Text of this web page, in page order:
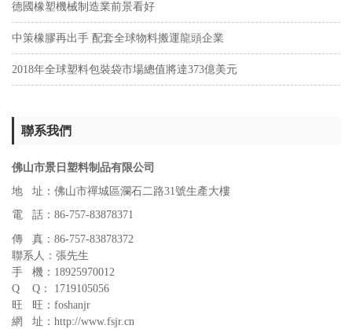
德國橡塑機械制造業前景看好
中策橡膠再出手 配套全球物料搬運龍頭企業
2018年全球塑料包裝袋市場總值將達373億美元
聯系我們
佛山市景日塑料制品有限公司
地 址：佛山市禪城區瀾石二路31號生產大樓
電 話：86-757-83878371
傳 真：86-757-83878372
聯系人：張先生
手 機：18925970012
Q Q： 1719105056
旺 旺：foshanjr
網 址：http://www.fsjr.cn